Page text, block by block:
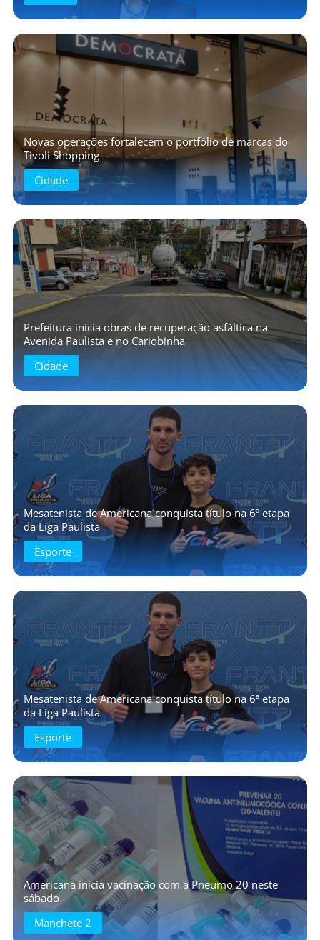
Novas operações fortalecem o portfólio de marcas do
Tivoli Shopping
Cidade
Prefeitura inicia obras de recuperação asfáltica na
Avenida Paulista e no Cariobinha
Cidade
Mesatenista de Americana conquista título na 6ª etapa
da Liga Paulista
Esporte
Mesatenista de Americana conquista título na 6ª etapa
da Liga Paulista
Esporte
Americana inicia vacinação com a Pneumo 20 neste
sábado
Manchete 2